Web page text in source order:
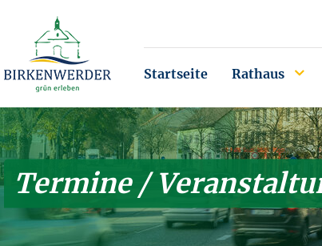
Startseite Rathaus
Termine /